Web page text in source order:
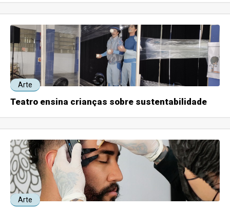
Arte
Teatro ensina crianças sobre sustentabilidade
Arte